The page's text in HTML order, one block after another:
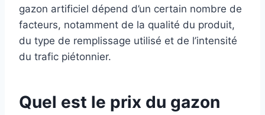
gazon artificiel dépend d’un certain nombre de
facteurs, notamment de la qualité du produit,
du type de remplissage utilisé et de l’intensité
du trafic piétonnier.
Quel est le prix du gazon